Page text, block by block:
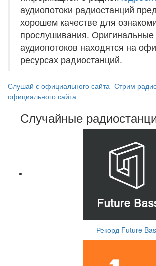
аудиопотоки радиостанций
хорошем качестве для
прослушивания. Оригинальные
аудиопотоков находятся на
ресурсах радиостанций.
Слушай с официального сайта Стрим
официального сайта
Случайные
Рекорд Future